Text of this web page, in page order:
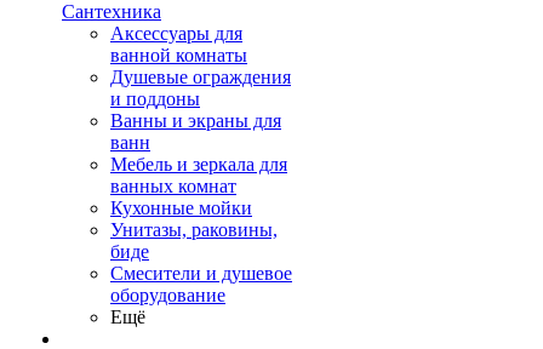
Сантехника
Аксессуары для
ванной комнаты
Душевые ограждения
и поддоны
Ванны и экраны для
ванн
Мебель и зеркала для
ванных комнат
Кухонные мойки
Унитазы, раковины,
биде
Смесители и душевое
оборудование
Ещё